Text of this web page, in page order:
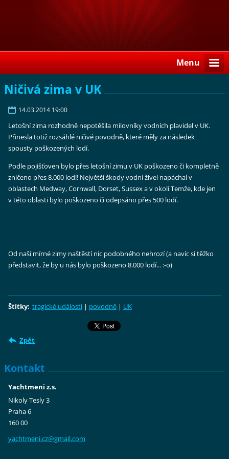
Menu
Ničivá zima v UK
14.03.2014 19:00
Letošní zima rozhodně nepotěšila milovníky vodních plavidel v UK.
Přinesla totiž rozsáhlé ničivé povodně, které měly za následek
spousty poškozených lodí.
Podle pojišťoven bylo přes letošní zimu v UK poškozeno či kompletně
zničeno přes 8.000 lodí! Největší škody vodní živel napáchal v
oblastech Medway, Cornwall, Dorset, Sussex a v okolí Temže, kde jen
v této oblasti bylo poškozeno či odepsáno přes 500 lodí.
Od naší mírné zimy naštěstí nic podobného nehrozí (a navíc si těžko
představit, že by u nás bylo poškozeno 8.000 lodí... :-o)
Štítky: tragické události | povodně | UK
Zpět
Kontakt
Yachtmeni z.s.
Nikoly Tesly 3
Praha 6
160 00
yachtmeni.cz@gmail.com